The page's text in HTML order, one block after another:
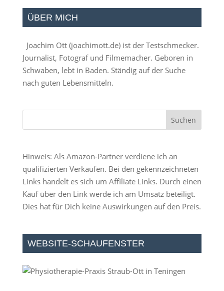
ÜBER MICH
Joachim Ott (joachimott.de) ist der Testschmecker.
Journalist, Fotograf und Filmemacher. Geboren in
Schwaben, lebt in Baden. Ständig auf der Suche
nach guten Lebensmitteln.
Hinweis: Als Amazon-Partner verdiene ich an
qualifizierten Verkäufen. Bei den gekennzeichneten
Links handelt es sich um Affiliate Links. Durch einen
Kauf über den Link werde ich am Umsatz beteiligt.
Dies hat für Dich keine Auswirkungen auf den Preis.
WEBSITE-SCHAUFENSTER